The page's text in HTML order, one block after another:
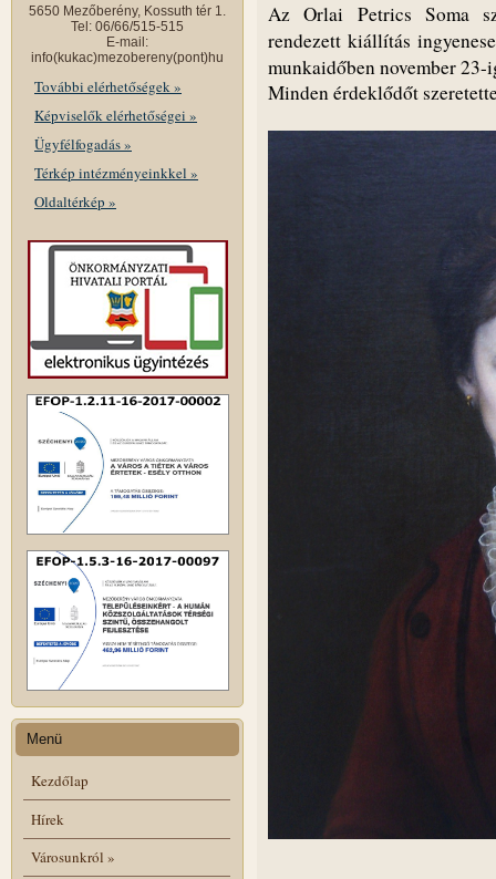
5650 Mezőberény, Kossuth tér 1.
Tel: 06/66/515-515
E-mail:
info(kukac)mezobereny(pont)hu
További elérhetőségek »
Képviselők elérhetőségei »
Ügyfélfogadás »
Térkép intézményeinkkel »
Oldaltérkép »
Menü
Kezdőlap
Hírek
Városunkról »
Az Orlai Petrics Soma
rendezett kiállítás
munkaidőben november 23-
Minden érdeklődőt